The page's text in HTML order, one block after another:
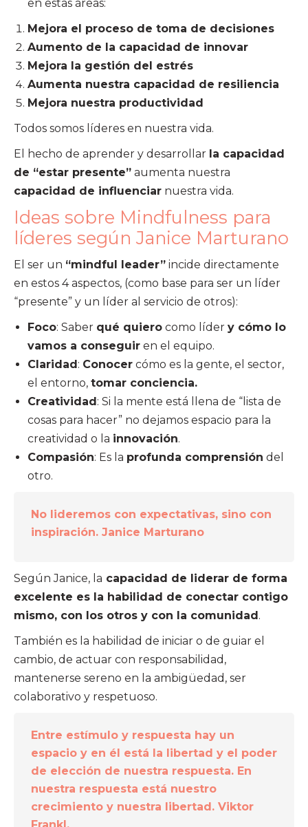
en estas áreas:
Mejora el proceso de toma de decisiones
Aumento de la capacidad de innovar
Mejora la gestión del estrés
Aumenta nuestra capacidad de resiliencia
Mejora nuestra productividad
Todos somos líderes en nuestra vida.
El hecho de aprender y desarrollar la capacidad
de “estar presente” aumenta nuestra
capacidad de influenciar nuestra vida.
Ideas sobre Mindfulness para
líderes según Janice Marturano
El ser un “mindful leader” incide directamente
en estos 4 aspectos, (como base para ser un líder
“presente” y un líder al servicio de otros):
Foco: Saber qué quiero como líder y cómo lo
vamos a conseguir en el equipo.
Claridad: Conocer cómo es la gente, el sector,
el entorno, tomar conciencia.
Creatividad: Si la mente está llena de “lista de
cosas para hacer” no dejamos espacio para la
creatividad o la innovación.
Compasión: Es la profunda comprensión del
otro.
No lideremos con expectativas, sino con
inspiración. Janice Marturano
Según Janice, la capacidad de liderar de forma
excelente es la habilidad de conectar contigo
mismo, con los otros y con la comunidad.
También es la habilidad de iniciar o de guiar el
cambio, de actuar con responsabilidad,
mantenerse sereno en la ambigüedad, ser
colaborativo y respetuoso.
Entre estímulo y respuesta hay un
espacio y en él está la libertad y el poder
de elección de nuestra respuesta. En
nuestra respuesta está nuestro
crecimiento y nuestra libertad. Viktor
Frankl.